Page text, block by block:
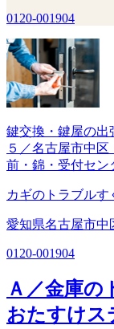
0120-001904
鍵交換・鍵屋の出
５／名古屋市中
前・錦・受付セン
カギのトラブルす
愛知県名古屋市中
0120-001904
Ａ／金庫の
おたすけス